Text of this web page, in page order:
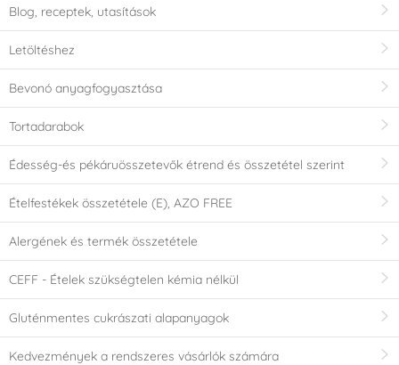
Blog, receptek, utasítások
Letöltéshez
Bevonó anyagfogyasztása
Tortadarabok
Édesség-és pékáruösszetevők étrend és összetétel szerint
Ételfestékek összetétele (E), AZO FREE
Alergének és termék összetétele
CEFF - Ételek szükségtelen kémia nélkül
Gluténmentes cukrászati alapanyagok
Kedvezmények a rendszeres vásárlók számára